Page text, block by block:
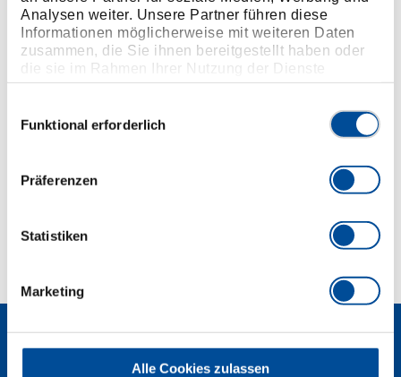
Analysen weiter. Unsere Partner führen diese
Informationen möglicherweise mit weiteren Daten
zusammen, die Sie ihnen bereitgestellt haben oder
die sie im Rahmen Ihrer Nutzung der Dienste
gesammelt haben. Unsere vollständige
Funktional erforderlich
Präferenzen
Statistiken
Marketing
Alle Cookies zulassen
Verwindungshemmende Spitzengeometrie
Besonders geeignet für schwer zugängliche Stellen
Für Innensicherungsringe
Mit geraden und 90° gewinkelten Backen
Abmessungen und Gewichte
Lieferumfang
Technische Eigenschaften